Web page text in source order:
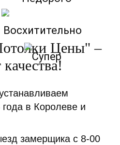
Цены" –
качества!
года в Королеве и
замерщика с 8-00